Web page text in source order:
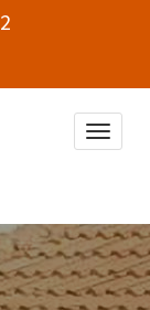
Toggle